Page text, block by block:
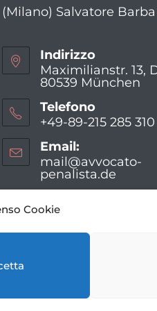
Cookie
(Milano) Salvatore Barba
Indirizzo
Maximilianstr. 13,
80539 München
Telefono
+49-89-215 285 310
in
your
application
Email:
mail@avvocato-
penalista.de